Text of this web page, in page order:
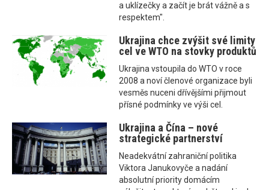
a uklízečky a začít je brát vážně a s
respektem".
Ukrajina chce zvýšit své limity
cel ve WTO na stovky produktů
Ukrajina vstoupila do WTO v roce
2008 a noví členové organizace byli
vesměs nuceni dřívějšími přijmout
přísné podmínky ve výši cel.
Ukrajina a Čína – nové
strategické partnerství
Neadekvátní zahraniční politika
Viktora Janukovyče a nadání
absolutní priority domácím